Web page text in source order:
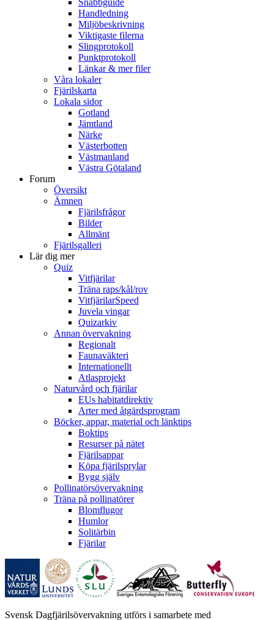
Handledning
Miljöbeskrivning
Viktigaste filerna
Slingprotokoll
Punktprotokoll
Länkar & mer filer
Våra lokaler
Fjärilskarta
Lokala sidor
Gotland
Jämtland
Närke
Västerbotten
Västmanland
Västra Götaland
Forum
Översikt
Ämnen
Fjärilsfrågor
Bilder
Allmänt
Fjärilsgalleri
Lär dig mer
Quiz
Vitfjärilar
Träna raps/kål/rov
VitfjärilarSpeed
Juvela vingar
Quizarkiv
Annan övervakning
Regionalt
Faunaväkteri
Internationellt
Atlasprojekt
Naturvård och fjärilar
EUs habitatdirektiv
Arter med åtgärdsprogram
Böcker, appar, material och länktips
Boktips
Resurser på nätet
Fjärilsappar
Köpa fjärilsprylar
Bygg själv
Pollinatörsövervakning
Träna på pollinatörer
Blomflugor
Humlor
Solitärbin
Fjärilar
Svensk Dagfjärilsövervakning utförs i samarbete med